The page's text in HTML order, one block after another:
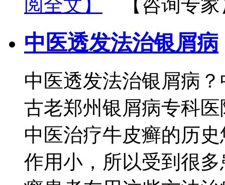
阅全文】
【咨询专
中医透发法治银屑病
中医透发法治银屑病
古老郑州银屑病专科
中医治疗牛皮癣的历
作用小，所以受到很